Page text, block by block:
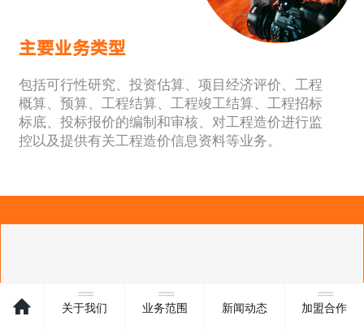
包括可行性研究、投资估算、项目经济评价、工程
概算、预算、工程结算、工程竣工结算、工程招标
标底、投标报价的编制和审核、对工程造价进行监
控以及提供有关工程造价信息资料等业务。
主要业务类型
关于我们 业务范围 新闻动态 加盟合作